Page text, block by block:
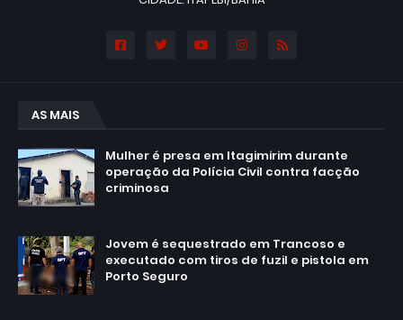
AS MAIS
Mulher é presa em Itagimirim durante
operação da Polícia Civil contra facção
criminosa
Jovem é sequestrado em Trancoso e
executado com tiros de fuzil e pistola em
Porto Seguro